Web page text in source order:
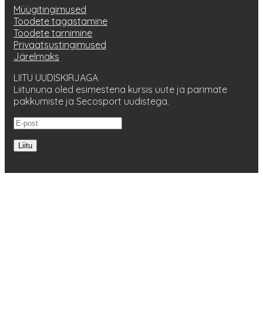
Müügitingimused
Toodete tagastamine
Toodete tarnimine
Privaatsustingimused
Järelmaks
LIITU UUDISKIRJAGA
Liitununa oled esimestena kursis uute ja parimate
pakkumiste ja Secosport uudistega.
Liitu